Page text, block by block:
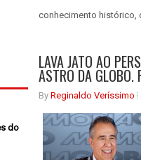
do
conhecimento histórico,
LAVA JATO AO
ASTRO DA
By Reginaldo Veríssimo